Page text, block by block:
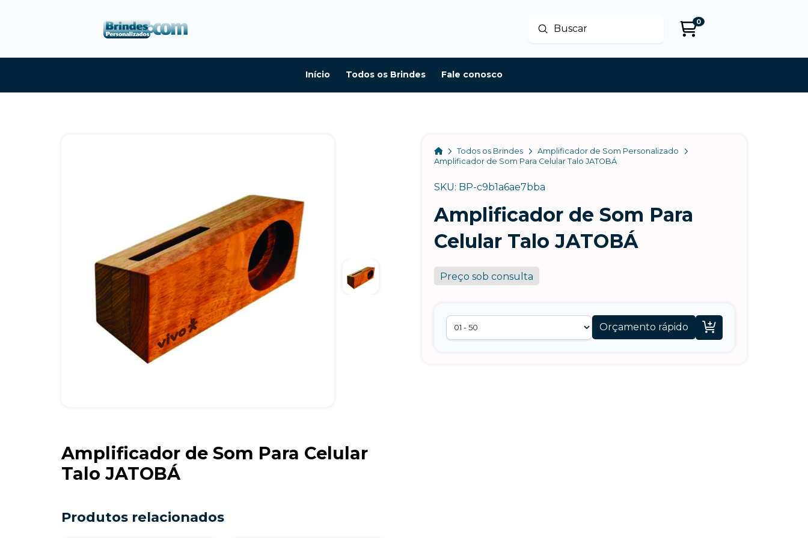
Buscar
Enviar
0
Início Todos os Brindes Fale conosco
HomeTodos os Brindes
Amplificador de Som Personalizado
Amplificador de Som Para Celular Talo JATOBÁ
SKU: BP-c9b1a6ae7bba
Amplificador de Som Para
Celular Talo JATOBÁ
Preço sob consulta
Orçamento rápido 
Amplificador de Som Para Celular
Talo JATOBÁ
Produtos relacionados
Brindes Personalizados